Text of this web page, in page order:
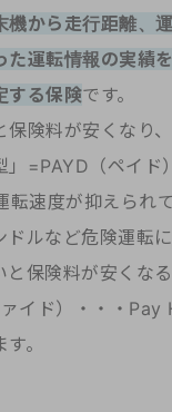
機から走行距離、
た運転情報の実績
する保険です。
保険料が安くなり
」=PAYD（ペイ
速度が抑えられ
ドルなど危険運転
と保険料が安くな
イド）・・・
。